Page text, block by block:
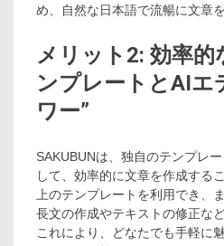
め、自然な日本語で流暢に文章
メリット2: 効率的
ンプレートとAIエ
ワー”
SAKUBUNは、独自のテンプレ
して、効率的に文章を作成する
上のテンプレートを利用でき、
長文の作成やテキストの修正な
これにより、どなたでも手軽に